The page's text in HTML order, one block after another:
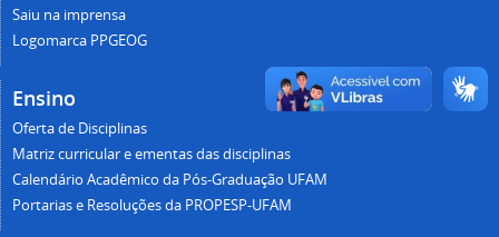
Saiu na imprensa
Logomarca PPGEOG
Ensino
Oferta de Disciplinas
Matriz curricular e ementas das disciplinas
Calendário Acadêmico da Pós-Graduação UFAM
Portarias e Resoluções da PROPESP-UFAM